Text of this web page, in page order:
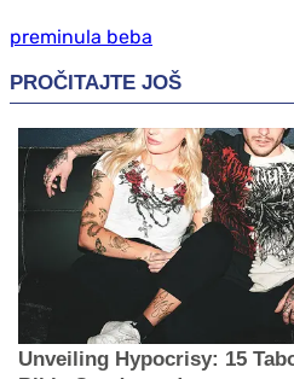
preminula beba